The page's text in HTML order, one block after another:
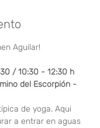
Aguilar!
/ 10:30 - 12:30 h
del Escorpión -
de yoga. Aqui
a entrar en aguas